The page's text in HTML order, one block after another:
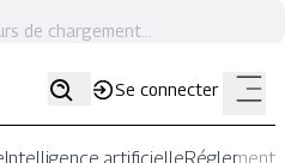
de chargement...
Se connecter